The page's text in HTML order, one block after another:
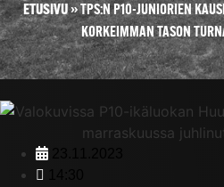
ETUSIVU»TPS:N P10-JUNIORIEN
KORKEIMMAN TASON